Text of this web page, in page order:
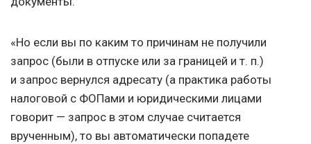
«Но если вы по каким то причинам не получили
запрос (были в отпуске или за границей и т. п.)
и запрос вернулся адресату (а практика работы
налоговой с ФОПами и юридическими лицами
говорит — запрос в этом случае считается
врученным), то вы автоматически попадете